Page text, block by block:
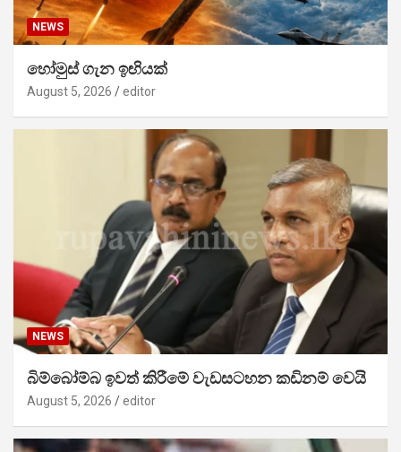
NEWS
හෝමුස් ගැන ඉඟියක්
August 5, 2026 editor
NEWS
බිම්බෝම්බ ඉවත් කිරීමේ වැඩසටහන කඩිනම් වෙයි
August 5, 2026 editor